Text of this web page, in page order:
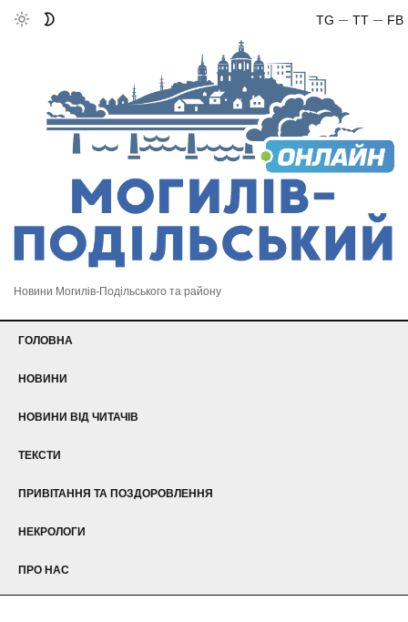
FB
TT
TG
Новини Могилів-Подільського та району
ГОЛОВНА
НОВИНИ
НОВИНИ ВІД ЧИТАЧІВ
ТЕКСТИ
ПРИВІТАННЯ ТА ПОЗДОРОВЛЕННЯ
НЕКРОЛОГИ
ПРО НАС